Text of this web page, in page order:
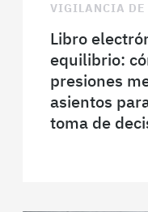
VIGILANCIA DE
Libro
equilibrio:
presiones
asientos
toma de